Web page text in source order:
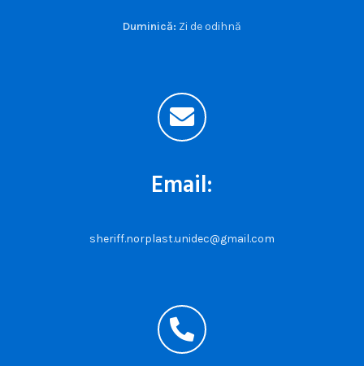
Duminică: Zi de odihnă
Email:
sheriff.norplast.unidec@gmail.com